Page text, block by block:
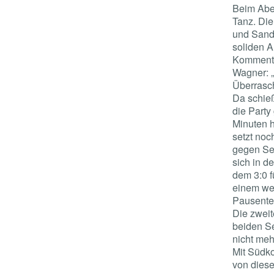
Beim
Tanz.
und
soliden
Wagner:
Da
die Party
Minuten
setzt
gegen
sich in
dem 3:0
einem
Die
beiden
nicht
Mit
von